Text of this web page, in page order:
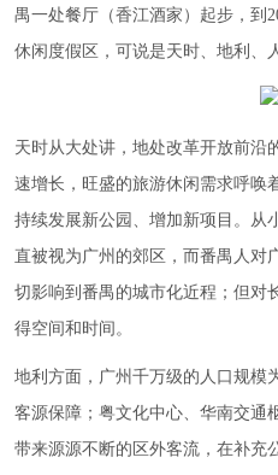
禺一处餐厅（香江酒家）起步，到
休闲度假区，可说是天时、地利、
天时从大处讲，地处改革开放前沿
速增长，旺盛的旅游休闲需求呼唤
持续发展新公园、增加新项目。从
直被视为广州的郊区，而番禺人对
切影响到番禺的城市化近程；但对
得空间和时间。
地利方面，广州千万级的人口规模
客源保障；粤文化中心、华南交通
带来源源不断的区外客流，在补充